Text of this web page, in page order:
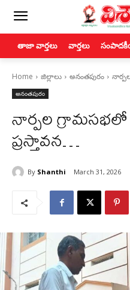
తాజా వార్తలు వార్తలు
Home జిల్లాలు అనంతపురం
అనంతపురం
నార్పల
ప్రస్తావన…
By Shanthi March 31, 2026